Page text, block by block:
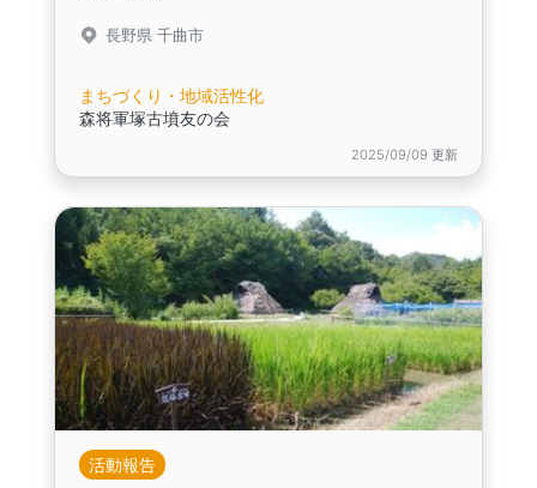
長野県 千曲市
まちづくり・地域活性化
森将軍塚古墳友の会
2025/09/09 更新
活動報告